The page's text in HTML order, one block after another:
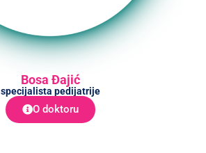
Bosa Đajić
specijalista pedijatrije
O doktoru